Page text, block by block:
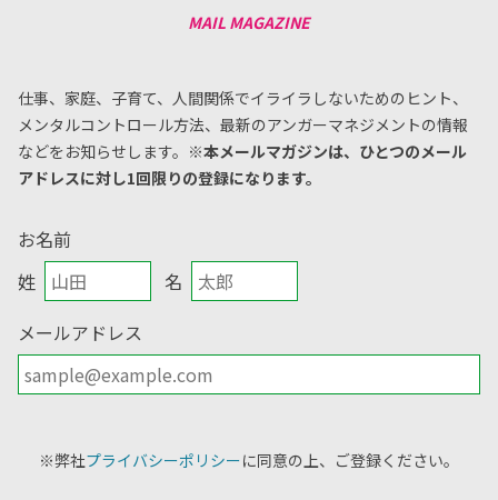
仕事、家庭、子育て、人間関係でイライラしないためのヒント、
メンタルコントロール方法、 最新のアンガーマネジメントの情報
などをお知らせします。 ※本メールマガジンは、ひとつのメール
アドレスに対し1回限りの登録になります。
お名前
姓
名
メールアドレス
※弊社プライバシーポリシーに同意の上、ご登録ください。